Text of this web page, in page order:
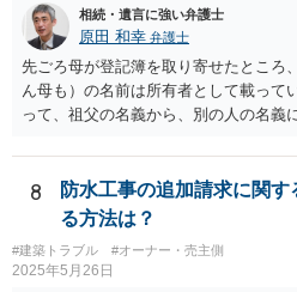
相続・遺言に強い弁護士
原田 和幸 弁護士
先ごろ母が登記簿を取り寄せたところ
ん母も）の名前は所有者として載って
って、祖父の名義から、別の人の名義
された可能性がありますので、相談者
ていないかもしれませんね。 祖父名
もしれませんので、相談者が相続人に
あと、祖父がいつ亡くなったか分かり
者が何も遺産を受け取っていないとな
られると思います。
8
防水工事の追加請求に関
る方法は？
#建築トラブル #オーナー・売主側
2025年5月26日